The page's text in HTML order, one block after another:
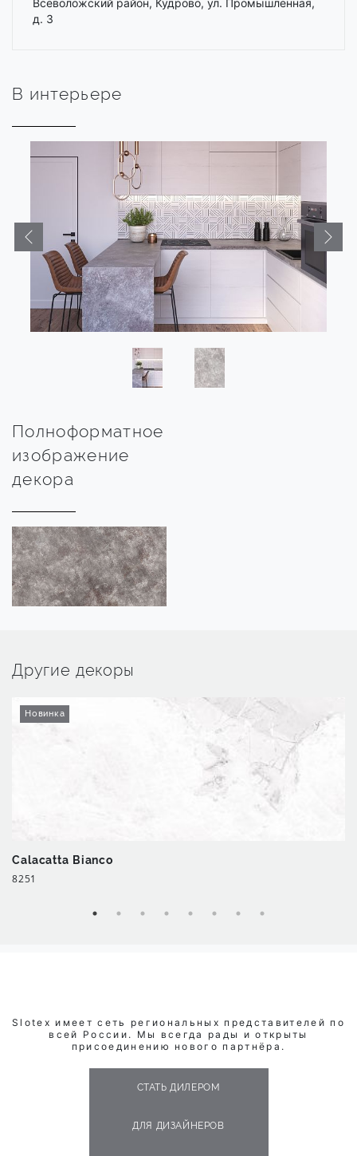
Всеволожский район, Кудрово, ул. Промышленная,
д. 3
В интерьере
Полноформатное
изображение
декора
Другие декоры
Новинка
Calacatta Bianco
8251
Slotex имеет сеть региональных представителей по
всей России. Мы всегда рады и открыты
присоединению нового партнёра.
СТАТЬ ДИЛЕРОМ
ДЛЯ ДИЗАЙНЕРОВ